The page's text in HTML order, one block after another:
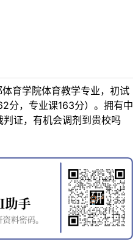
育学院体育教学专业，初试
分，专业课163分）。拥有中
证，有机会调剂到贵校吗